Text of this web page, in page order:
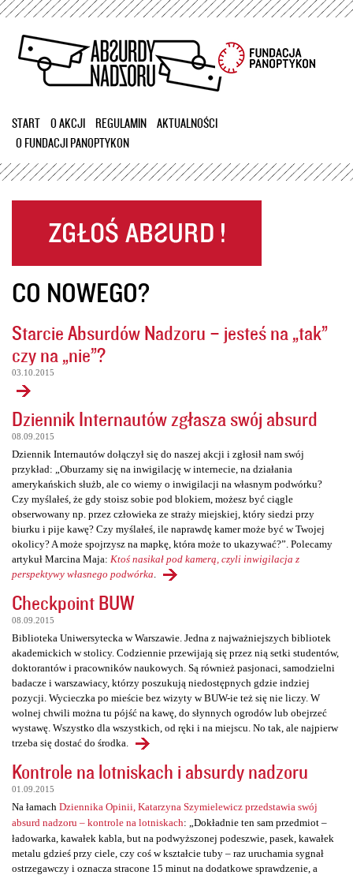
Przejdź
treści
START O AKCJI REGULAMIN
AKTUALNOŚCI
O FUNDACJI PANOPTYKON
CO NOWEGO?
Starcie Absurdów Nadzoru – jesteś na „tak”
czy na „nie”?
03.10.2015
Dziennik Internautów zgłasza swój absurd
08.09.2015
Dziennik Internautów dołączył się do naszej akcji i zgłosił nam swój
przykład: „Oburzamy się na inwigilację w internecie, na działania
amerykańskich służb, ale co wiemy o inwigilacji na własnym podwórku?
Czy myślałeś, że gdy stoisz sobie pod blokiem, możesz być ciągle
obserwowany np. przez człowieka ze straży miejskiej, który siedzi przy
biurku i pije kawę? Czy myślałeś, ile naprawdę kamer może być w Twojej
okolicy? A może spojrzysz na mapkę, która może to ukazywać?”. Polecamy
artykuł Marcina Maja: Ktoś nasikał pod kamerą, czyli inwigilacja z
perspektywy własnego podwórka
Checkpoint BUW
08.09.2015
Biblioteka Uniwersytecka w Warszawie. Jedna z najważniejszych bibliotek
akademickich w stolicy. Codziennie przewijają się przez nią setki studentów,
doktorantów i pracowników naukowych. Są również pasjonaci, samodzielni
badacze i warszawiacy, którzy poszukują niedostępnych gdzie indziej
pozycji. Wycieczka po mieście bez wizyty w BUW-ie też się nie liczy. W
wolnej chwili można tu pójść na kawę, do słynnych ogrodów lub obejrzeć
wystawę. Wszystko dla wszystkich, od ręki i na miejscu. No tak, ale najpierw
trzeba się dostać do środka.
Kontrole na lotniskach i absurdy nadzoru
01.09.2015
Na łamach Dziennika Opinii, Katarzyna Szymielewicz przedstawia swój
absurd nadzoru – kontrole na lotniskach: „Dokładnie ten sam przedmiot –
ładowarka, kawałek kabla, but na podwyższonej podeszwie, pasek, kawałek
metalu gdzieś przy ciele, czy coś w kształcie tuby – raz uruchamia sygnał
ostrzegawczy i oznacza stracone 15 minut na dodatkowe sprawdzenie, a